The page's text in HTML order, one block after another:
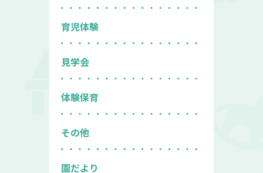
育児体験
見学会
体験保育
その他
園だより